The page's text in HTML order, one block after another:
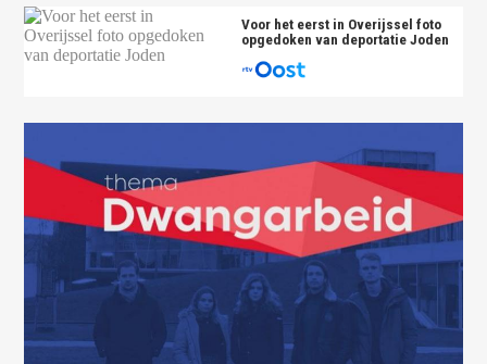
Voor het eerst in Overijssel foto
opgedoken van deportatie Joden